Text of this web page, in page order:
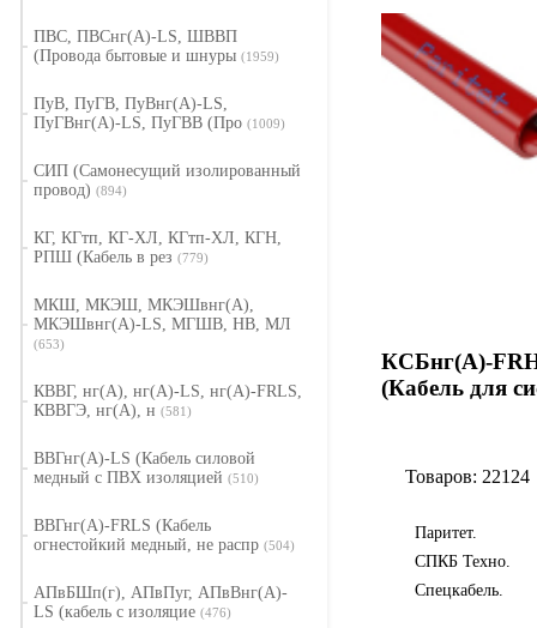
ПВС, ПВСнг(А)-LS, ШВВП
(Провода бытовые и шнуры (1959)
ПуВ, ПуГВ, ПуВнг(А)-LS,
ПуГВнг(А)-LS, ПуГВВ (Про (1009)
СИП (Самонесущий изолированный
провод) (894)
КГ, КГтп, КГ-ХЛ, КГтп-ХЛ, КГН,
РПШ (Кабель в рез (779)
МКШ, МКЭШ, МКЭШвнг(А),
МКЭШвнг(А)-LS, МГШВ, НВ, МЛ
(653)
КВВГ, нг(А), нг(А)-LS, нг(А)-FRLS,
КВВГЭ, нг(А), н (581)
ВВГнг(А)-LS (Кабель силовой
медный с ПВХ изоляцией (510)
ВВГнг(А)-FRLS (Кабель
огнестойкий медный, не распр (504)
АПвБШп(г), АПвПуг, АПвВнг(А)-
LS (кабель с изоляцие (476)
КСБнг(А)-
(Кабель для
Товаров: 22124
Паритет.
СПКБ Техно.
Спецкабель.